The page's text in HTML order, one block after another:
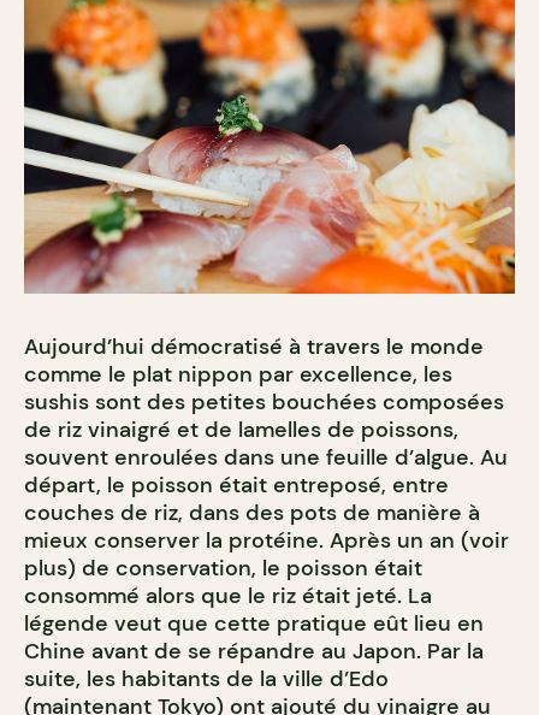
Aujourd’hui démocratisé à travers le monde
comme le plat nippon par excellence, les
sushis sont des petites bouchées composées
de riz vinaigré et de lamelles de poissons,
souvent enroulées dans une feuille d’algue. Au
départ, le poisson était entreposé, entre
couches de riz, dans des pots de manière à
mieux conserver la protéine. Après un an (voir
plus) de conservation, le poisson était
consommé alors que le riz était jeté. La
légende veut que cette pratique eût lieu en
Chine avant de se répandre au Japon. Par la
suite, les habitants de la ville d’Edo
(maintenant Tokyo) ont ajouté du vinaigre au